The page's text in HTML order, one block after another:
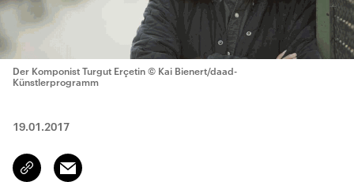
Der Komponist Turgut Erçetin © Kai Bienert/daad-
Künstlerprogramm
19.01.2017
Link
kopieren/teilen
Email